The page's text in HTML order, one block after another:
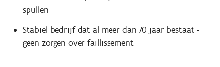
spullen
Stabiel bedrijf dat al meer dan 70 jaar bestaat -
geen zorgen over faillissement